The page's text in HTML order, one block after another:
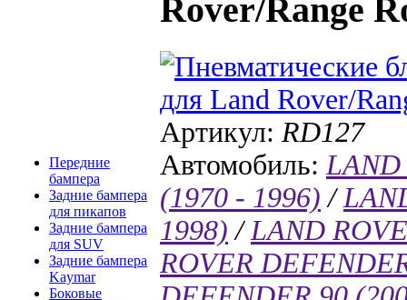
Передние
бампера
Задние бампера
для пикапов
Задние бампера
для SUV
Задние бампера
Kaymar
Боковые
Rover/Range
Артикул: RD127
Автомобиль: LAND
(1970 - 1996) /
1998) / LAND
ROVER